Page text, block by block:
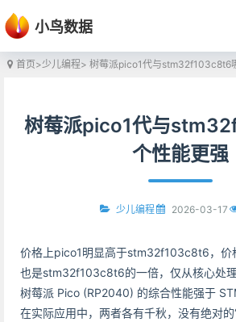
小鸟数据
首页>少儿编程> 树莓派pico1代与stm32f103c8t6
树莓派pico1代与
个性能更强
少儿编程 2026-03-17
价格上pico1明显高于stm32f103c8t6，价
也是stm32f103c8t6的一倍，仅从核心处理
树莓派 Pico (RP2040) 的综合性能强于
在实际应用中，两者各有千秋，没有绝对的